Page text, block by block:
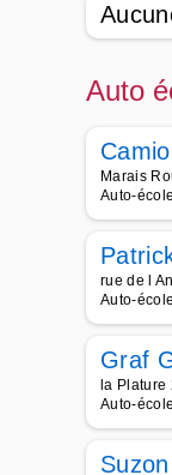
Auto
Marais
Auto-
rue de l
Auto-
Graf
la
Auto-